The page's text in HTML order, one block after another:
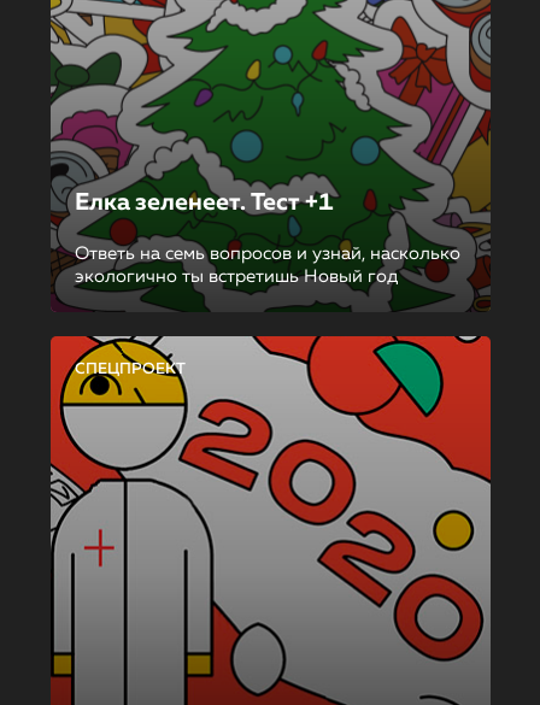
Елка зеленеет. Тест +1
Ответь на семь вопросов и узнай, насколько
экологично ты встретишь Новый год
СПЕЦПРОЕКТ